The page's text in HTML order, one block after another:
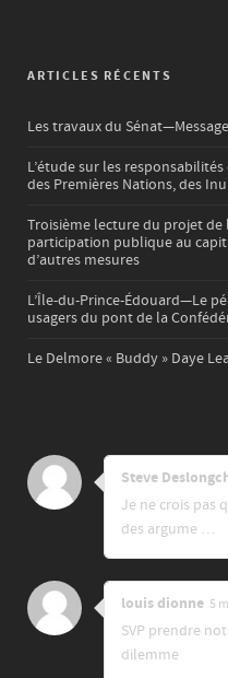
ARTICLES RÉCENTS
Les travaux du
L’étude sur les
des Premières Nations, des
Troisième lecture du projet de
participation publique au
d’autres mesures
L’Île-du-Prince-Édouard—Le
usagers du pont de la
Le Delmore « Buddy » Daye
Steve
Je ne crois pas
des argume …
louis dionne 5
SVP prendre
dilemme